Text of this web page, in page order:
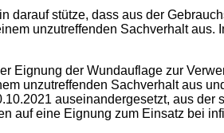
darauf stütze, dass aus der
unzutreffenden Sachverhalt
Eignung der Wundauflage zur
unzutreffenden Sachverhalt aus
auseinandergesetzt, aus
auf eine Eignung zum Einsatz bei